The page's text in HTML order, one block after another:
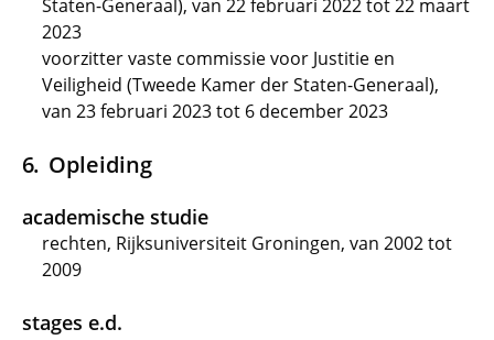
Staten-Generaal), van 22 februari 2022 tot 22 maart
2023
voorzitter vaste commissie voor Justitie en
Veiligheid (Tweede Kamer der Staten-Generaal),
van 23 februari 2023 tot 6 december 2023
Opleiding
academische studie
rechten, Rijksuniversiteit Groningen, van 2002 tot
2009
stages e.d.